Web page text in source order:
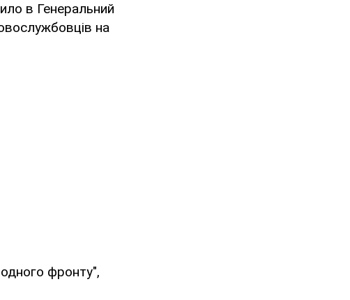
в Генеральний
на
фронту",